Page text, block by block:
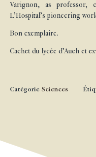
Varignon, as professor,
L’Hospital’s pioneering
Bon exemplaire.
Cachet du lycée d’Auch et
Catégorie Sciences